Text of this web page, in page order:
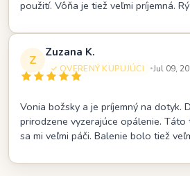
použití. Vôňa je tiež veľmi príjemná.
Z
Zuzana K.
OVERENÝ KUPUJÚCI •Jul 09,
Vonia božsky a je príjemný na dotyk.
prirodzene vyzerajúce opálenie. Táto
sa mi veľmi páči. Balenie bolo tiež